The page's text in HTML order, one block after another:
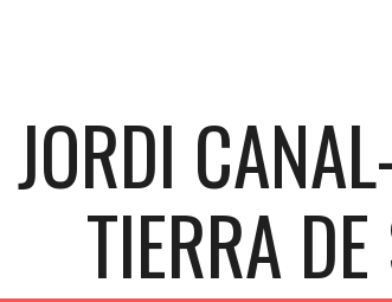
JORDI
TIERRA